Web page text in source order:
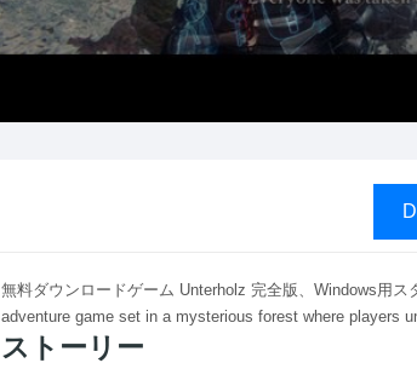
無料ダウンロードゲーム Unterholz 完全版、Windows用
adventure game set in a mysterious forest where players
ストーリー